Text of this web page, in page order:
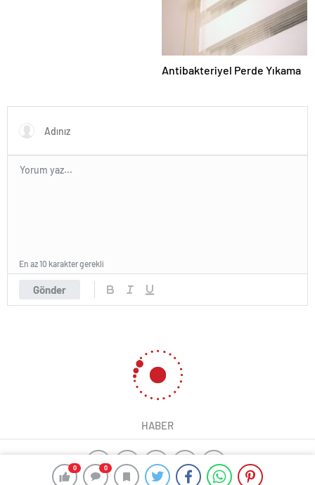
0 0
Antibakteriyel Perde Yıkama
Gönder
En az 10 karakter gerekli
HABER